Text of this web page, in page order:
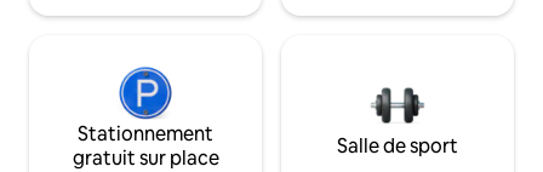
Stationnement
gratuit sur place
Salle de sport